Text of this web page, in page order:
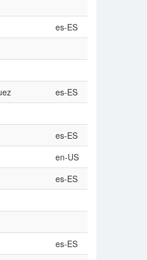
es-ES
es-ES
es-ES
en-US
es-ES
es-ES